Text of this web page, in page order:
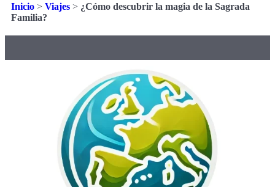
Inicio > Viajes > ¿Cómo descubrir la magia de la Sagrada
Familia?